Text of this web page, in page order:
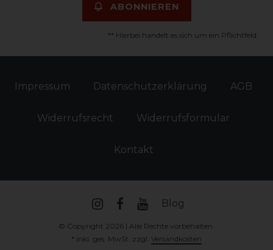
ABONNIEREN
** Hierbei handelt es sich um ein Pflichtfeld.
Impressum Daten­schutz­erklärung AGB
Widerrufs­recht Widerrufs­formular
Kontakt
Blog
© Copyright 2026 | Alle Rechte vorbehalten.
* inkl. ges. MwSt. zzgl. Versandkosten